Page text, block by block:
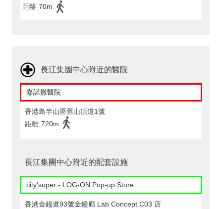
距離 70m
長江集團中心附近的醫院
嘉諾撒醫院
香港島半山區舊山頂道1號
距離 720m
長江集團中心附近的配套設施
city'super - LOG-ON Pop-up Store
香港金鐘道93號金鐘廊 Lab Concept C03 店